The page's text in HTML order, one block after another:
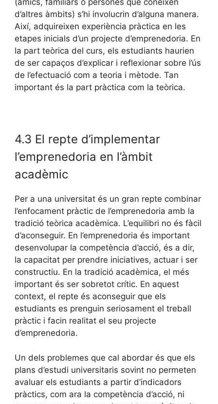
(amics, familiars o persones que coneixen
d’altres àmbits) s’hi involucrin d’alguna manera.
Així, adquireixen experiència pràctica en les
etapes inicials d’un projecte d’emprenedoria. En
la part teòrica del curs, els estudiants haurien
de ser capaços d’explicar i reflexionar sobre l’ús
de l’efectuació com a teoria i mètode. Tan
important és la part pràctica com la teòrica.
4.3 El repte d’implementar
l’emprenedoria en l’àmbit
acadèmic
Per a una universitat és un gran repte combinar
l’enfocament pràctic de l’emprenedoria amb la
tradició teòrica acadèmica. L’equilibri no és fàcil
d’aconseguir. En l’emprenedoria és important
desenvolupar la competència d’acció, és a dir,
la capacitat per prendre iniciatives, actuar i ser
constructiu. En la tradició acadèmica, el més
important és ser sobretot crític. En aquest
context, el repte és aconseguir que els
estudiants es prenguin seriosament el treball
pràctic i facin realitat el seu projecte
d’emprenedoria.
Un dels problemes que cal abordar és que els
plans d’estudi universitaris sovint no permeten
avaluar els estudiants a partir d’indicadors
pràctics, com ara la competència d’acció, ni